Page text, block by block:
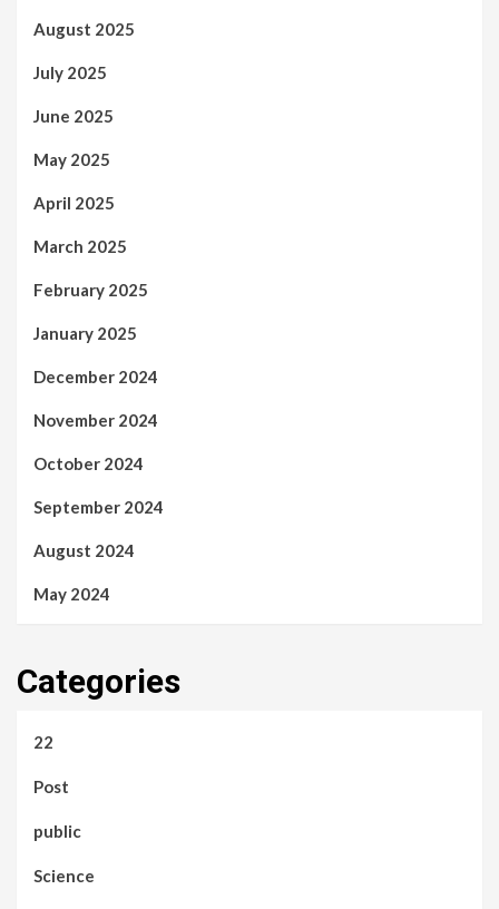
August 2025
July 2025
June 2025
May 2025
April 2025
March 2025
February 2025
January 2025
December 2024
November 2024
October 2024
September 2024
August 2024
May 2024
Categories
22
Post
public
Science